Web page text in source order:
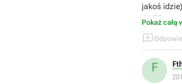
jakoś
Pokaż całą

F